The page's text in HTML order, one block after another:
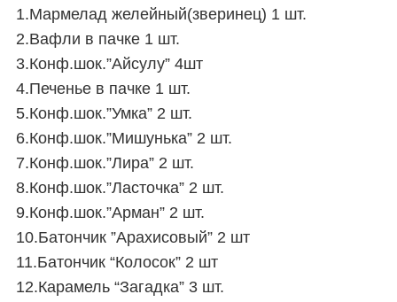
1.Мармелад желейный(зверинец) 1 шт.
2.Вафли в пачке 1 шт.
3.Конф.шок.”Айсулу” 4шт
4.Печенье в пачке 1 шт.
5.Конф.шок.”Умка” 2 шт.
6.Конф.шок.”Мишунька” 2 шт.
7.Конф.шок.”Лира” 2 шт.
8.Конф.шок.”Ласточка” 2 шт.
9.Конф.шок.”Арман” 2 шт.
10.Батончик ”Арахисовый” 2 шт
11.Батончик “Колосок” 2 шт
12.Карамель “Загадка” 3 шт.